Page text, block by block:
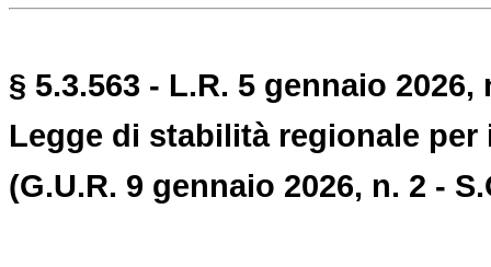
§ 5.3.563 - L.R. 5 gennaio 2026,
Legge di stabilità regionale per
(G.U.R. 9 gennaio 2026, n. 2 -